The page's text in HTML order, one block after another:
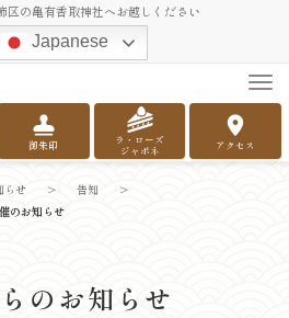
区の亀有香取神社へお越しください
Japanese
御朱印
ラ・ローズ
ジャポネ
アクセス
のお知らせ
らせ > 告知
>
のお知らせ